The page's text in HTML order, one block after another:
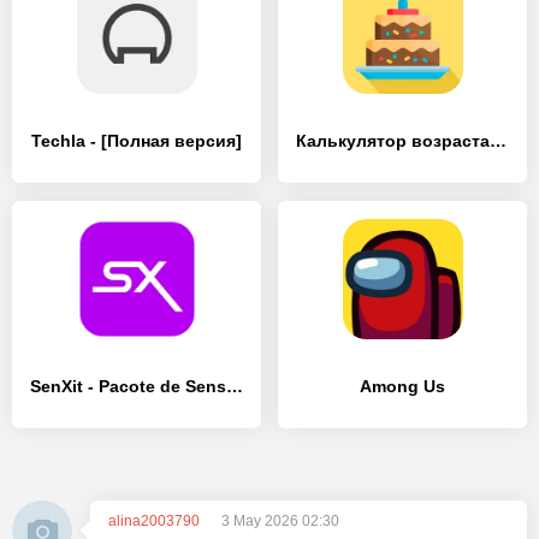
Techla - [Полная версия] Калькулятор возраста от даты р - [Полная версия]
SenXit - Pacote de Sensi FF - [Полная версия] Among Us
alina2003790
3 May 2026 02:30